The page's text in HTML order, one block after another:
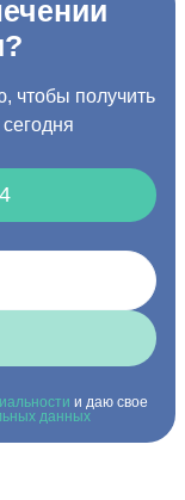
чтобы получить
и даю свое
данных